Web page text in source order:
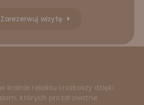
Zarezerwuj wizytę
krainie relaksu i rozkoszy dzięki
których prozdrowotne